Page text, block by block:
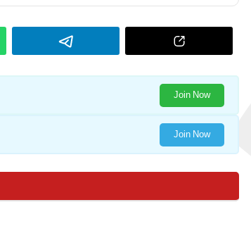
Join Now
Join Now